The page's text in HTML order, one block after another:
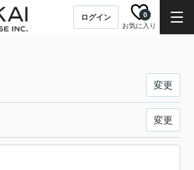
ログイン
お気に入り
0
変更
変更